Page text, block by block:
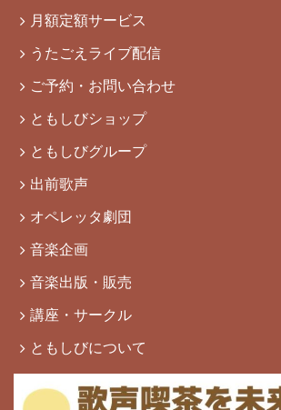
月額定額サービス
うたごえライブ配信
ご予約・お問い合わせ
ともしびショップ
ともしびグループ
出前歌声
オペレッタ劇団
音楽企画
音楽出版・販売
講座・サークル
ともしびについて